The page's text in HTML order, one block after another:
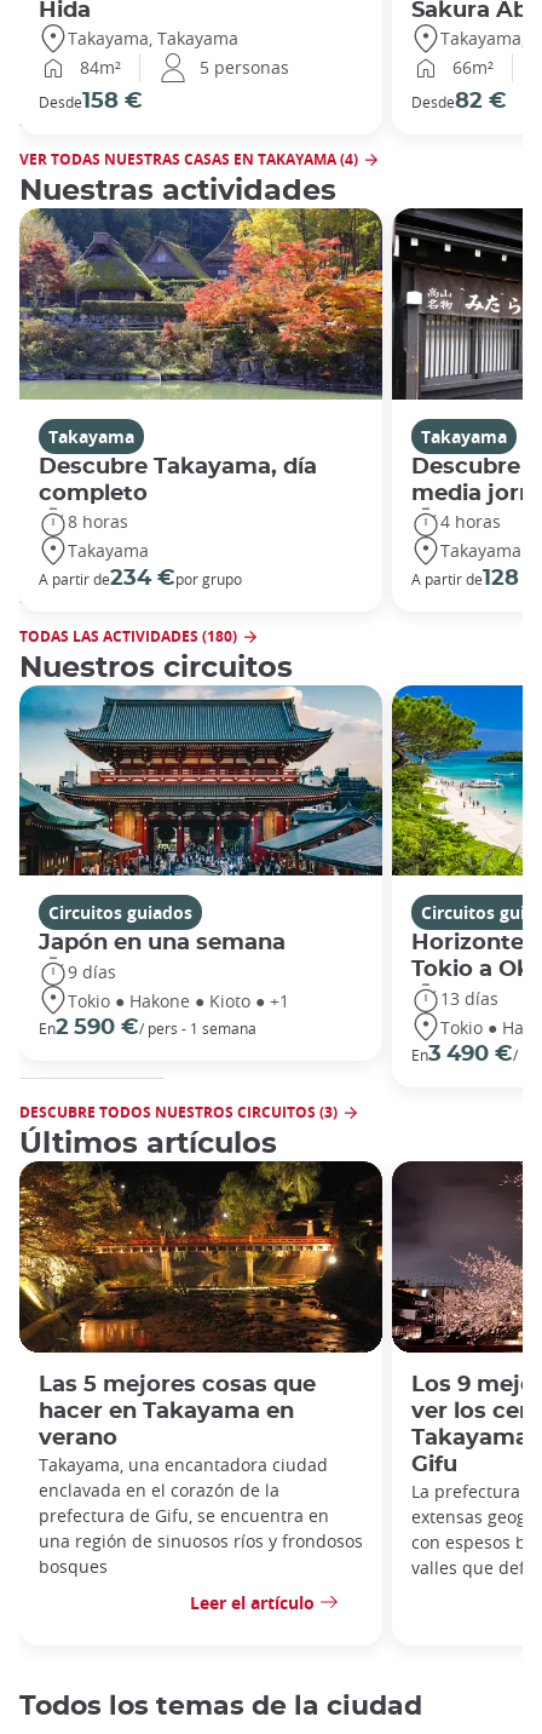
Hida
Takayama, Takayama
84m²
5 personas
Desde158 €
Sakura
Takayama,
66m²
Desde82 €
VER TODAS NUESTRAS CASAS EN TAKAYAMA (4)
Nuestras actividades
Takayama
Descubre Takayama, día
completo
8 horas
Takayama
A partir de234 €por grupo
Takayama
Descubre
media
4 horas
Takayama
A partir de128 €
TODAS LAS ACTIVIDADES (180)
Nuestros circuitos
Circuitos guiados
Japón en una semana
9 días
Tokio ● Hakone ● Kioto ● +1
En2 590 €/ pers - 1 semana
Circuitos
Horizontes
Tokio a
13 días
Tokio ●
En3 490 €/
DESCUBRE TODOS NUESTROS CIRCUITOS (3)
Últimos artículos
Las 5 mejores cosas que
hacer en Takayama en
verano
Takayama, una encantadora ciudad
enclavada en el corazón de la
prefectura de Gifu, se encuentra en
una región de sinuosos ríos y frondosos
bosques
Leer el artículo
Los 9
ver los
Takayama
Gifu
La prefectura
extensas
con espesos
valles que
Todos los temas de la ciudad